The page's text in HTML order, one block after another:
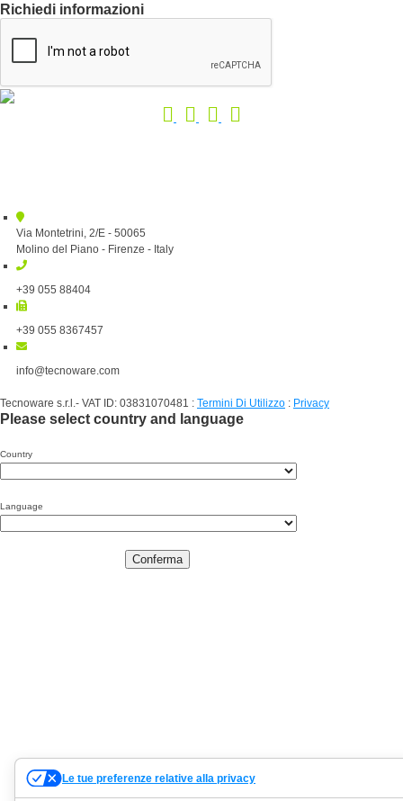
Richiedi informazioni
Via Montetrini, 2/E - 50065
Molino del Piano - Firenze - Italy
+39 055 88404
+39 055 8367457
info@tecnoware.com
Tecnoware s.r.l.- VAT ID: 03831070481 : Termini Di Utilizzo : Privacy
Please select country and language
Country
Language
Conferma
Le tue preferenze relative alla privacy